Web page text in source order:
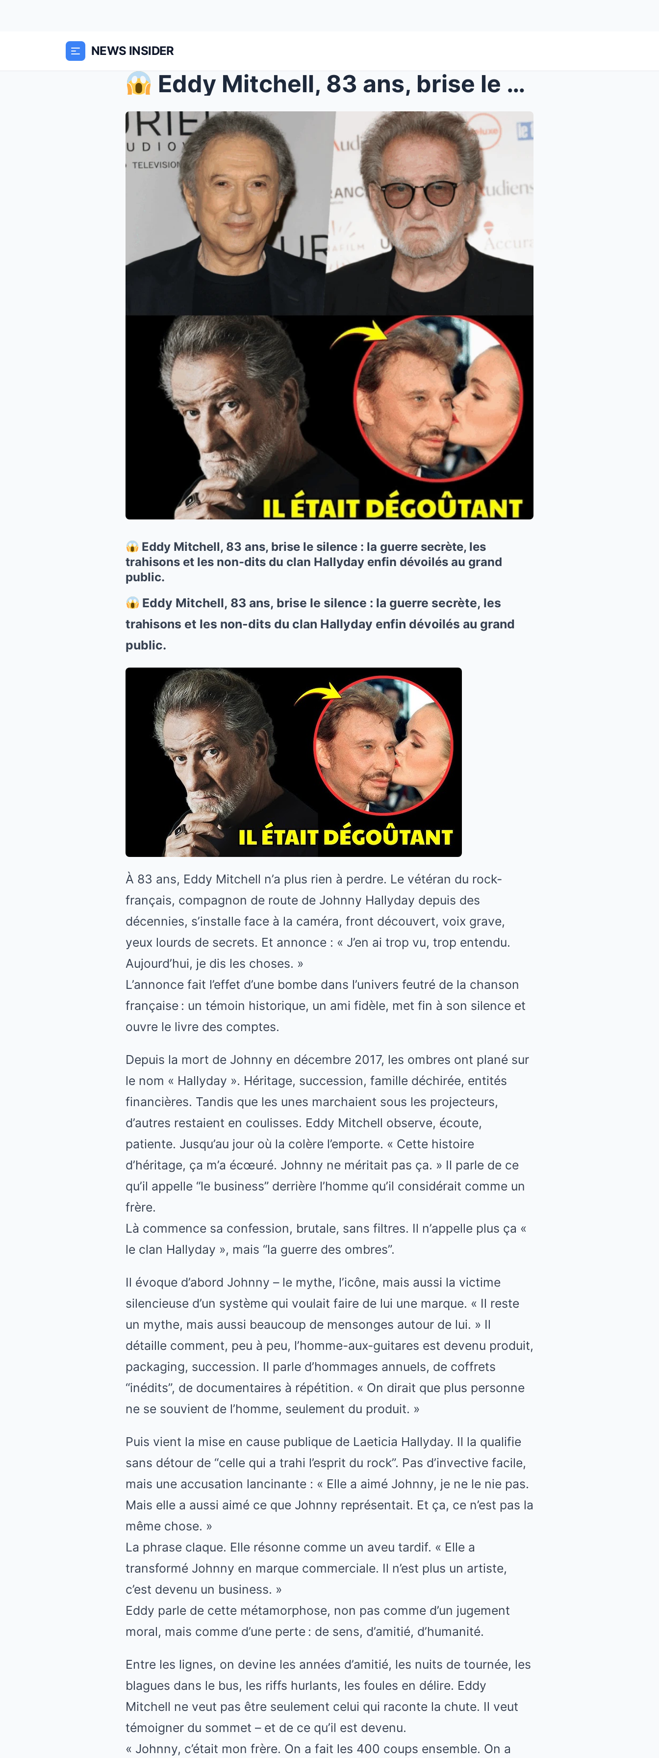
NEWS INSIDER
Eddy Mitchell, 83 ans, brise le silence : la gue...
Eddy Mitchell, 83 ans, brise le silence : la guerre secrète, les
trahisons et les non-dits du clan Hallyday enfin dévoilés au grand
public.
Eddy Mitchell, 83 ans, brise le silence : la guerre secrète, les
trahisons et les non-dits du clan Hallyday enfin dévoilés au grand
public.
À 83 ans, Eddy Mitchell n’a plus rien à perdre. Le vétéran du rock-
français, compagnon de route de Johnny Hallyday depuis des
décennies, s’installe face à la caméra, front découvert, voix grave,
yeux lourds de secrets. Et annonce : « J’en ai trop vu, trop entendu.
Aujourd’hui, je dis les choses. »
L’annonce fait l’effet d’une bombe dans l’univers feutré de la chanson
française : un témoin historique, un ami fidèle, met fin à son silence et
ouvre le livre des comptes.
Depuis la mort de Johnny en décembre 2017, les ombres ont plané sur
le nom « Hallyday ». Héritage, succession, famille déchirée, entités
financières. Tandis que les unes marchaient sous les projecteurs,
d’autres restaient en coulisses. Eddy Mitchell observe, écoute,
patiente. Jusqu’au jour où la colère l’emporte. « Cette histoire
d’héritage, ça m’a écœuré. Johnny ne méritait pas ça. » Il parle de ce
qu’il appelle “le business” derrière l’homme qu’il considérait comme un
frère.
Là commence sa confession, brutale, sans filtres. Il n’appelle plus ça «
le clan Hallyday », mais “la guerre des ombres”.
Il évoque d’abord Johnny – le mythe, l’icône, mais aussi la victime
silencieuse d’un système qui voulait faire de lui une marque. « Il reste
un mythe, mais aussi beaucoup de mensonges autour de lui. » Il
détaille comment, peu à peu, l’homme-aux-guitares est devenu produit,
packaging, succession. Il parle d’hommages annuels, de coffrets
“inédits”, de documentaires à répétition. « On dirait que plus personne
ne se souvient de l’homme, seulement du produit. »
Puis vient la mise en cause publique de Laeticia Hallyday. Il la qualifie
sans détour de “celle qui a trahi l’esprit du rock”. Pas d’invective facile,
mais une accusation lancinante : « Elle a aimé Johnny, je ne le nie pas.
Mais elle a aussi aimé ce que Johnny représentait. Et ça, ce n’est pas la
même chose. »
La phrase claque. Elle résonne comme un aveu tardif. « Elle a
transformé Johnny en marque commerciale. Il n’est plus un artiste,
c’est devenu un business. »
Eddy parle de cette métamorphose, non pas comme d’un jugement
moral, mais comme d’une perte : de sens, d’amitié, d’humanité.
Entre les lignes, on devine les années d’amitié, les nuits de tournée, les
blagues dans le bus, les riffs hurlants, les foules en délire. Eddy
Mitchell ne veut pas être seulement celui qui raconte la chute. Il veut
témoigner du sommet – et de ce qu’il est devenu.
« Johnny, c’était mon frère. On a fait les 400 coups ensemble. On a